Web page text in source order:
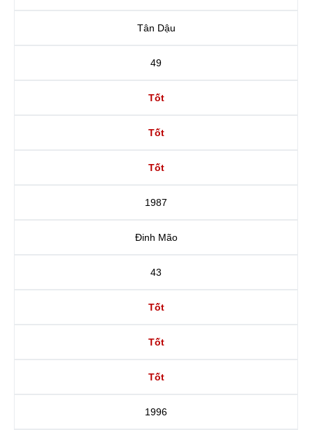
Tân Dậu
49
Tốt
Tốt
Tốt
1987
Đinh Mão
43
Tốt
Tốt
Tốt
1996